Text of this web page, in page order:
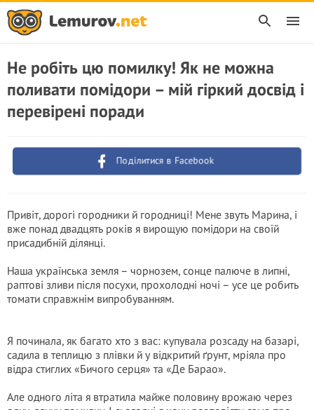
Не робіть цю помилку! Як не можна
поливати помідори – мій гіркий досвід і
перевірені поради
Поділитися в Facebook
Привіт, дорогі городники й городниці! Мене звуть Марина, і
вже понад двадцять років я вирощую помідори на своїй
присадибній ділянці.
Наша українська земля – чорнозем, сонце палюче в липні,
раптові зливи після посухи, прохолодні ночі – усе це робить
томати справжнім випробуванням.
Я починала, як багато хто з вас: купувала розсаду на базарі,
садила в теплицю з плівки й у відкритий ґрунт, мріяла про
відра стиглих «Бичого серця» та «Де Барао».
Але одного літа я втратила майже половину врожаю через